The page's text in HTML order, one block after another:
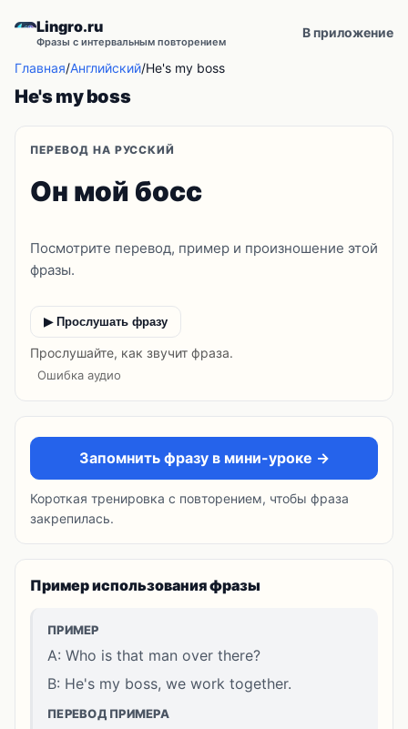
Lingro.ru
Фразы с интервальным повторением
В приложение
Главная/Английский/He's my boss
He's my boss
ПЕРЕВОД НА РУССКИЙ
Он мой босс
Посмотрите перевод, пример и произношение этой
фразы.
▶ Прослушать фразу
Прослушайте, как звучит фраза.
Ошибка аудио
Запомнить фразу в мини-уроке →
Короткая тренировка с повторением, чтобы фраза
закрепилась.
Пример использования фразы
ПРИМЕР
A: Who is that man over there?
B: He's my boss, we work together.
ПЕРЕВОД ПРИМЕРА